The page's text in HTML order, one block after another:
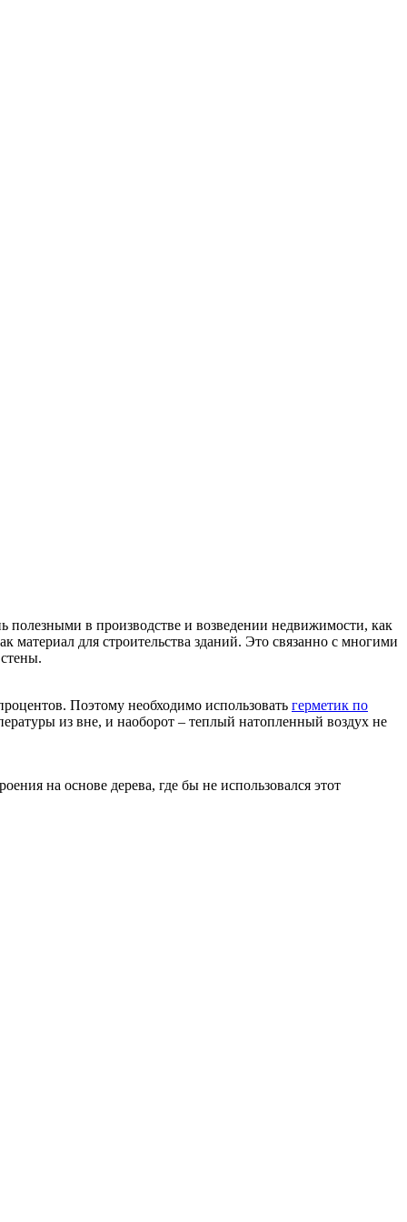
полезными в производстве и возведении недвижимости, как
материал для строительства зданий. Это связанно с многими
Поэтому необходимо использовать герметик по
из вне, и наоборот – теплый натопленный воздух не
на основе дерева, где бы не использовался этот